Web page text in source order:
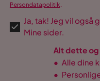
Persondatapolitik.
Ja, tak! Jeg vil også
Mine sider.
Alt dette
• Alle dine
•